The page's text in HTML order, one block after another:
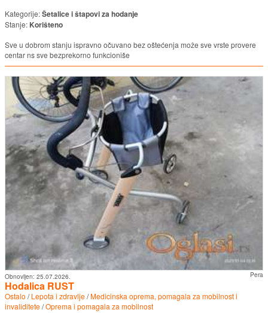
Kategorije:Šetalice i štapovi za hodanje
Stanje: Korišteno
Sve u dobrom stanju ispravno očuvano bez oštećenja može sve vrste provere
centar ns sve bezprekorno funkcioniše
Pera
Obnovljen: 25.07.2026.
Hodalica RUST
Ostalo /Lepota i zdravlje/Medicinska oprema, pomagala za mobilnost i
invaliditete/Oprema i pomagala za mobilnost